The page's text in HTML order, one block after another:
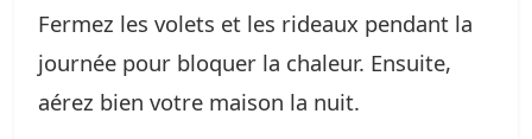
Fermez les volets et les rideaux pendant la
journée pour bloquer la chaleur. Ensuite,
aérez bien votre maison la nuit.